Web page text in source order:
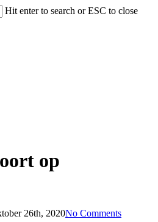
Hit enter to search or ESC to close
op
26th, 2020No Comments